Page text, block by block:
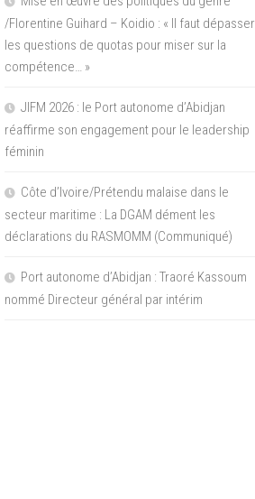
/Florentine Guihard – Koidio : « Il faut dépasser
les questions de quotas pour miser sur la
compétence… »
JIFM 2026 : le Port autonome d’Abidjan
réaffirme son engagement pour le leadership
féminin
Côte d’Ivoire/Prétendu malaise dans le
secteur maritime : La DGAM dément les
déclarations du RASMOMM (Communiqué)
Port autonome d’Abidjan : Traoré Kassoum
nommé Directeur général par intérim